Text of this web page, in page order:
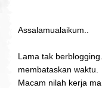
Assalamualaikum..
Lama tak
membataskan waktu.
Macam nilah kerja